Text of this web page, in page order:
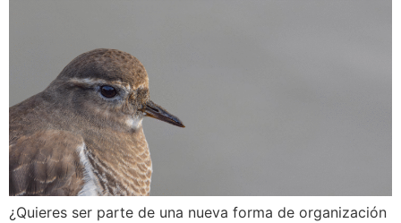
¿Quieres ser parte de una nueva forma de organización